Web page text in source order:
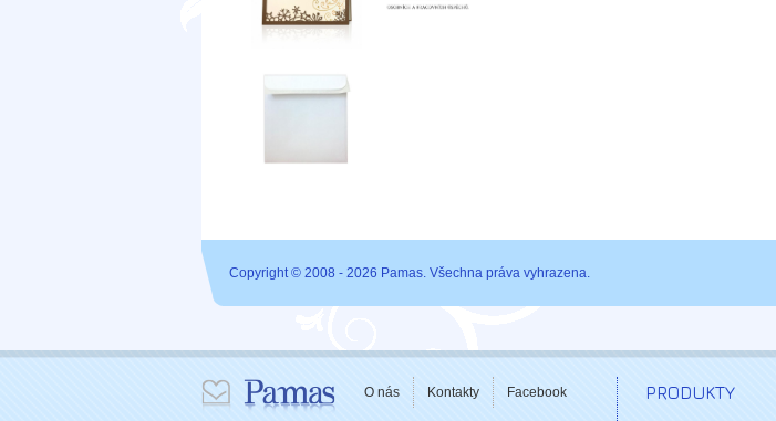
Copyright © 2008 - 2026 Pamas. Všechna práva vyhrazena.
O nás Kontakty Facebook PRODUKTY